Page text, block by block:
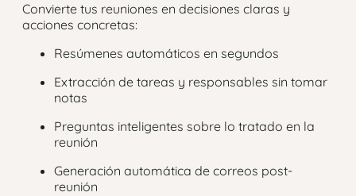
Convierte tus reuniones en decisiones claras y
acciones concretas:
Resúmenes automáticos en segundos
Extracción de tareas y responsables sin tomar
notas
Preguntas inteligentes sobre lo tratado en la
reunión
Generación automática de correos post-
reunión